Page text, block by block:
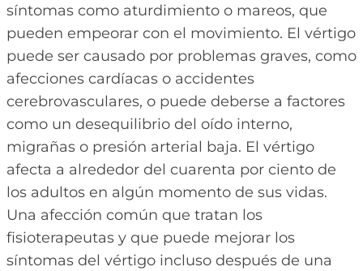
síntomas como aturdimiento o mareos, que
pueden empeorar con el movimiento. El vértigo
puede ser causado por problemas graves, como
afecciones cardíacas o accidentes
cerebrovasculares, o puede deberse a factores
como un desequilibrio del oído interno,
migrañas o presión arterial baja. El vértigo
afecta a alrededor del cuarenta por ciento de
los adultos en algún momento de sus vidas.
Una afección común que tratan los
fisioterapeutas y que puede mejorar los
síntomas del vértigo incluso después de una